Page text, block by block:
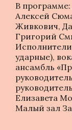
В
Алексей
Живкович,
Григорий
ударные),
ансамбль
Елизавета
Малый зал